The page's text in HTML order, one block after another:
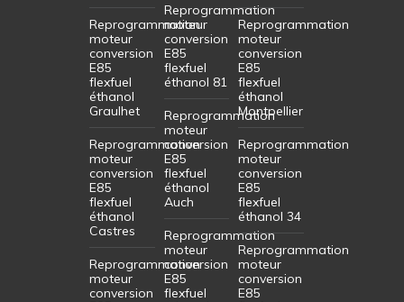
Reprogrammation
moteur
conversion
E85
flexfuel
éthanol
Graulhet
Reprogrammation
moteur
conversion
E85
flexfuel
éthanol
Castres
Reprogrammation
moteur
conversion
Reprogrammation
moteur
conversion
E85
flexfuel
éthanol 81
Reprogrammation
moteur
conversion
E85
flexfuel
éthanol
Auch
Reprogrammation
moteur
conversion
E85
flexfuel
Reprogrammation
moteur
conversion
E85
flexfuel
éthanol
Montpellier
Reprogrammation
moteur
conversion
E85
flexfuel
éthanol 34
Reprogrammation
moteur
conversion
E85